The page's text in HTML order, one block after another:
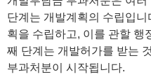
단계는 개발계획의 수립입니
획을 수립하고, 이를 관할 행
째 단계는 개발허가를 받는
부과처분이 시작됩니다.